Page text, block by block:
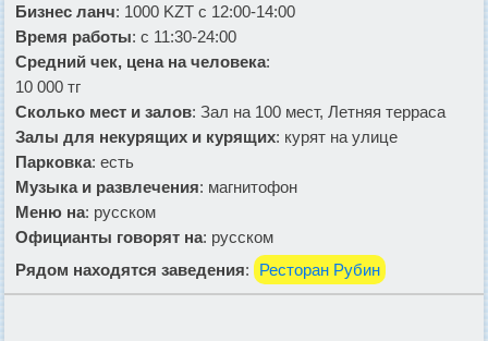
Бизнес ланч: 1000 KZT с 12:00-14:00
Время работы: с 11:30-24:00
Средний чек, цена на человека:
10 000 тг
Сколько мест и залов: Зал на 100 мест, Летняя терраса
Залы для некурящих и курящих: курят на улице
Парковка: есть
Музыка и развлечения: магнитофон
Меню на: русском
Официанты говорят на: русском
Рядом находятся заведения: Ресторан Рубин